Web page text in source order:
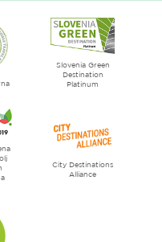
Slovenia Green
Destination
Platinum
City Destinations
Alliance